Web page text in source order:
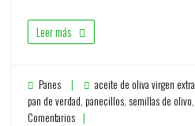
Leer más
Panes aceite de oliva virgen extra
pan de verdad, panecillos, semillas de olivo,
Comentarios